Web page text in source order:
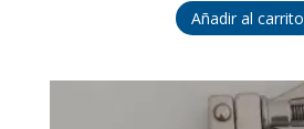
Añadir al carrito